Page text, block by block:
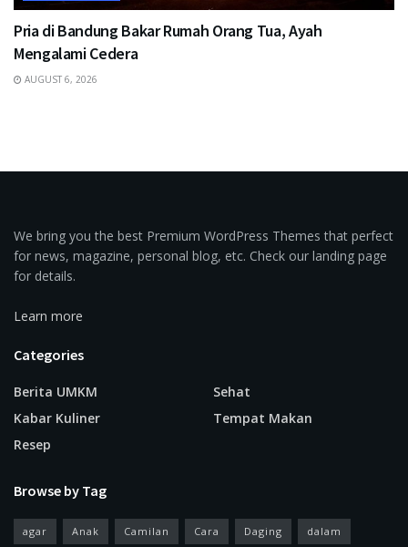
Pria di Bandung Bakar Rumah Orang Tua, Ayah
Mengalami Cedera
AUGUST 6, 2026
We bring you the best Premium WordPress Themes that perfect
for news, magazine, personal blog, etc. Check our landing page
for details.
Learn more
Categories
Berita UMKM
Kabar Kuliner
Resep
Sehat
Tempat Makan
Browse by Tag
agar Anak Camilan Cara Daging dalam